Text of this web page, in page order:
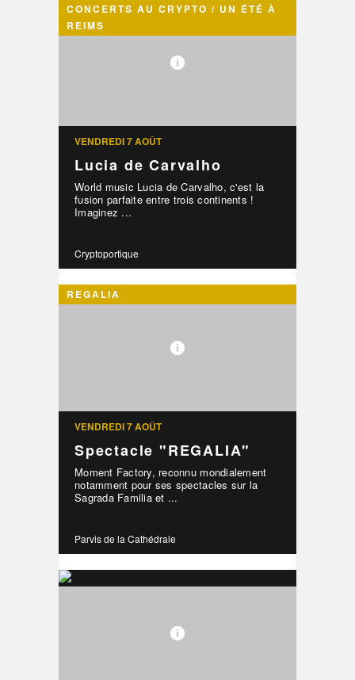
CONCERTS AU CRYPTO / UN ÉTÉ À
REIMS
VENDREDI 7 AOÛT
Lucia de Carvalho
World music Lucia de Carvalho, c'est la
fusion parfaite entre trois continents !
Imaginez ...
Cryptoportique
REGALIA
VENDREDI 7 AOÛT
Spectacle "REGALIA"
Moment Factory, reconnu mondialement
notamment pour ses spectacles sur la
Sagrada Familia et ...
Parvis de la Cathédrale